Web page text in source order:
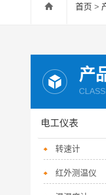
首页 >
产
电工仪表
转速计
红外测温仪